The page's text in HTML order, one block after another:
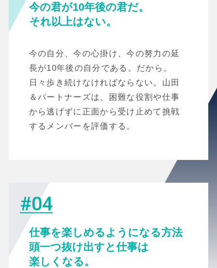
今の君が10年後の君だ。
それ以上はない。
今の自分、今の心掛け、今の努力の延
長が10年後の自分である。だから、
日々歩き続けなければならない。山田
＆パートナーズは、困難な役割や仕事
から逃げずに正面から受け止めて挑戦
するメンバーを評価する。
#04
仕事を楽しめるようになる方法
頭一つ抜け出すと仕事は
楽しくなる。